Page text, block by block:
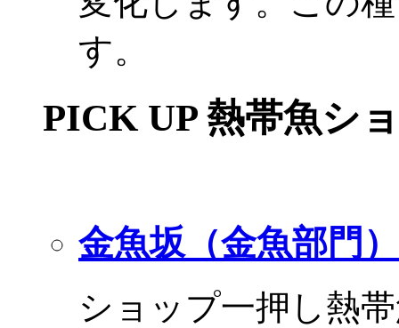
す。
PICK UP 熱帯魚シ
金魚坂（金魚部門）
ショップ一押し熱